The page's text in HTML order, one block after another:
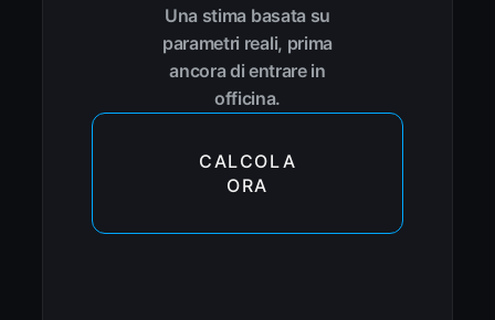
Una stima basata su
parametri reali, prima
ancora di entrare in
officina.
CALCOLA
ORA